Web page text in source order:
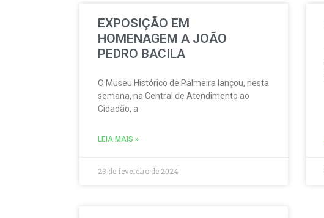
EXPOSIÇÃO EM
HOMENAGEM A JOÃO
PEDRO BACILA
O Museu Histórico de Palmeira lançou, nesta
semana, na Central de Atendimento ao
Cidadão, a
LEIA MAIS »
23 de fevereiro de 2024